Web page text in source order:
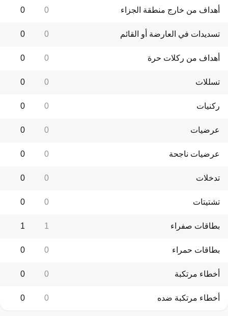
أهداف من خارج منطقة الجزاء 0
0
تسديدات في العارضة أو القائم 0
0
أهداف من ركلات حرة 0
0
تسللات 0
0
ركنيات 0
0
عرضيات 0
0
عرضيات ناجحة 0
0
تدخلات 0
0
تشتيتات 0
0
بطاقات صفراء 1
1
بطاقات حمراء 0
0
أخطاء مرتكبة 0
0
أخطاء مرتكبة ضده 0
0